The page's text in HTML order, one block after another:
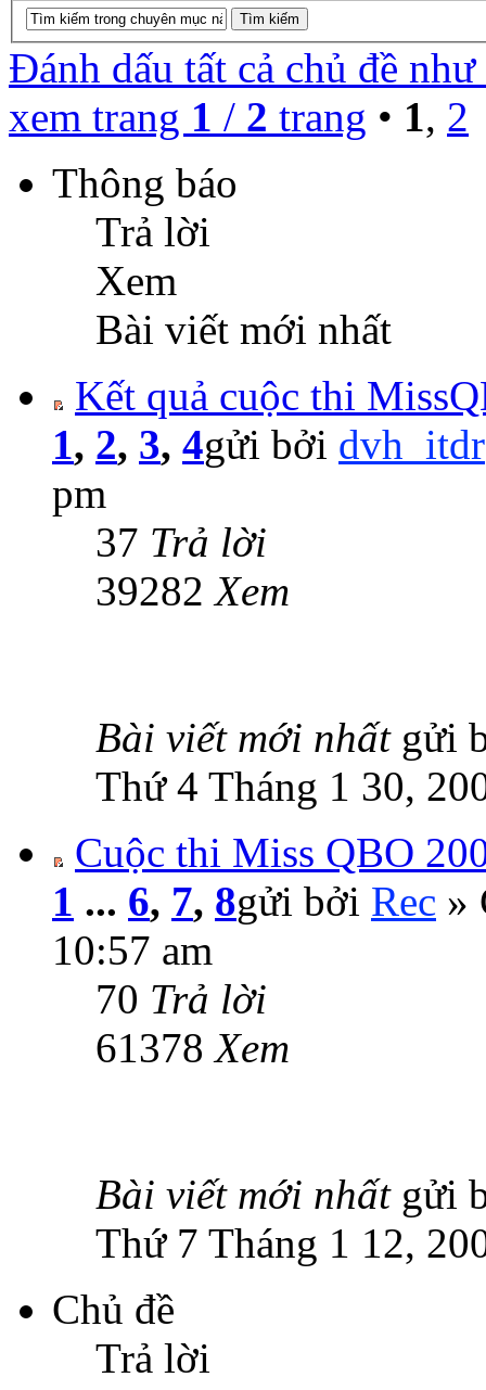
Đánh dấu tất cả chủ đề
xem trang 1 / 2 trang • 1, 2
Thông báo
Trả lời
Xem
Bài viết mới nhất
Kết quả cuộc thi
1, 2, 3, 4gửi bởi dvh_itdr
pm
37 Trả lời
39282Xem
Bài viết mới nhất gửi
Thứ 4 Tháng 1 30,
Cuộc thi Miss QBO
1 ... 6, 7, 8gửi bởi Rec »
10:57 am
70 Trả lời
61378Xem
Bài viết mới nhất gửi
Thứ 7 Tháng 1 12,
Chủ đề
Trả lời